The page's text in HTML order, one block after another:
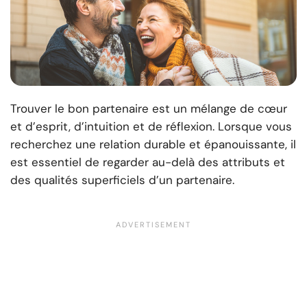
Trouver le bon partenaire est un mélange de cœur
et d’esprit, d’intuition et de réflexion. Lorsque vous
recherchez une relation durable et épanouissante, il
est essentiel de regarder au-delà des attributs et
des qualités superficiels d’un partenaire.